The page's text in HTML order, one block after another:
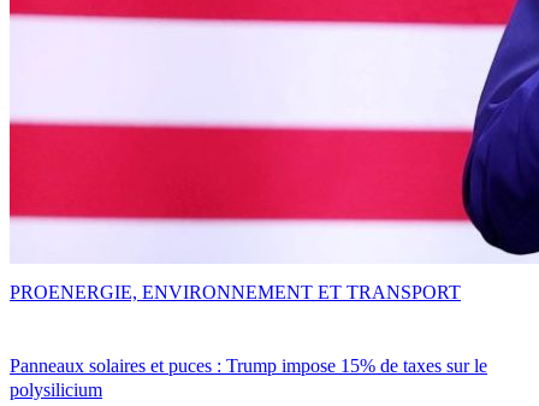
Panneaux solaires et puces : Trump impose 15% de taxes sur le
polysilicium
PROENERGIE, ENVIRONNEMENT ET TRANSPORT